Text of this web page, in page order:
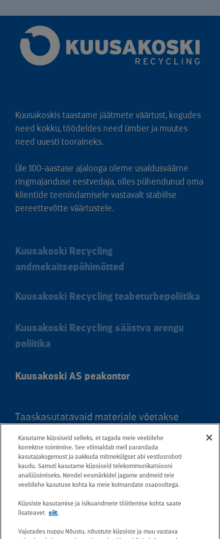
Kuusakoskis taastame jäätmete väärtust, kogudes
need kokku, töödeldes need ümber ja muutes
need uuesti tooraineks.
Üle 100-aastase ajalooga oleme usaldusväärne
ringmajanduse eestvedaja, olles pühendunud oma
klientide teenindamisele vastavalt stabiilse
pereettevõtte väärtustele.
Kuusakoski Recycling
andmekaitsepõhimõtted
Kuusakoski Recycling teabeturbepoliitika
Kuusakoski Recycling säästva arengu
poliitika
Kuusakoski AS peakontor
Taaskasutatavaid materjale võetakse
Kaardil klõpsates leiate kõigi maakondade
teeninduspunktid ja teejuhised.
Postiaadress: Betooni 12, 13816 Tallinn
(Eesti)
Kasutame küpsiseid selleks, et tagada meie veebilehe
korrektne toimimine. See võimaldab meil parandada
kasutajakogemust ja pakkuda mitmekülgset abi vestlusroboti
kaudu. Samuti kasutame küpsiseid telekommunikatsiooni
analüüsimiseks. Nendel eesmärkidel jagame andmeid teie
veebilehe kasutuse kohta ka meie kolmandate osapooltega.
Küpsiste kasutamise ja isikuandmete töötlemise kohta saate
lisateavet
siit.
Vajutades nuppu Nõustu, nõustute küpsiste ja muu vastava